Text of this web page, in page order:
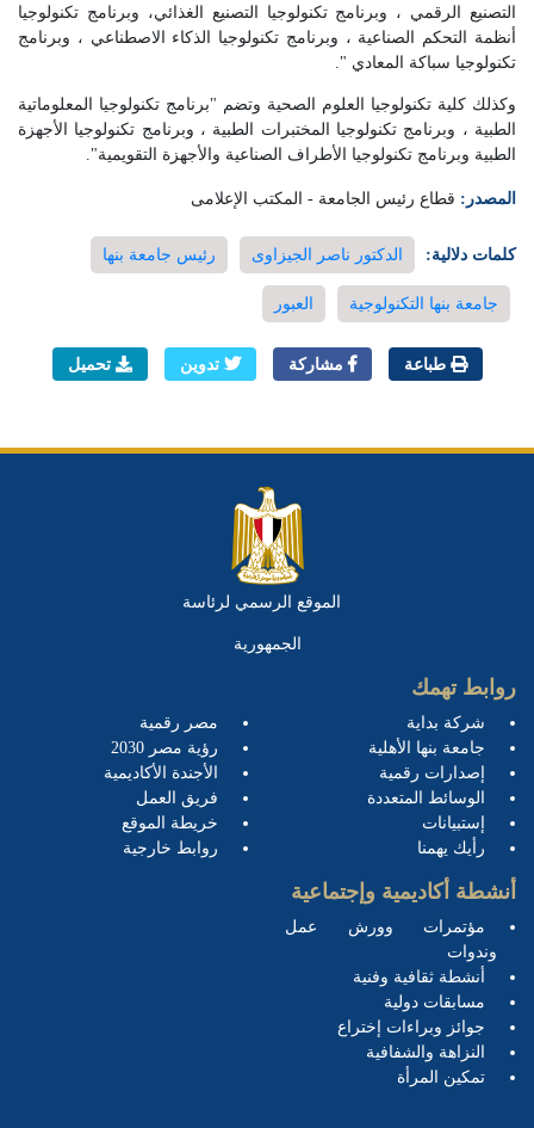
التصنيع الرقمي ، وبرنامج تكنولوجيا التصنيع الغذائي، وبرنامج تكنولوجيا
أنظمة التحكم الصناعية ، وبرنامج تكنولوجيا الذكاء الاصطناعي ، وبرنامج
تكنولوجيا سباكة المعادي ".
وكذلك كلية تكنولوجيا العلوم الصحية وتضم "برنامج تكنولوجيا المعلوماتية
الطبية ، وبرنامج تكنولوجيا المختبرات الطبية ، وبرنامج تكنولوجيا الأجهزة
الطبية وبرنامج تكنولوجيا الأطراف الصناعية والأجهزة التقويمية".
المصدر: قطاع رئيس الجامعة - المكتب الإعلامى
كلمات دلالية: الدكتور ناصر الجيزاوى رئيس جامعة بنها
جامعة بنها التكنولوجية العبور
طباعة مشاركة تدوين تحميل
الموقع الرسمي لرئاسة
الجمهورية
روابط تهمك
شركة بداية
جامعة بنها الأهلية
إصدارات رقمية
الوسائط المتعددة
إستبيانات
رأيك يهمنا
مصر رقمية
رؤية مصر 2030
الأجندة الأكاديمية
فريق العمل
خريطة الموقع
روابط خارجية
أنشطة أكاديمية وإجتماعية
مؤتمرات وورش عمل
وندوات
أنشطة ثقافية وفنية
مسابقات دولية
جوائز وبراءات إختراع
النزاهة والشفافية
تمكين المرأة